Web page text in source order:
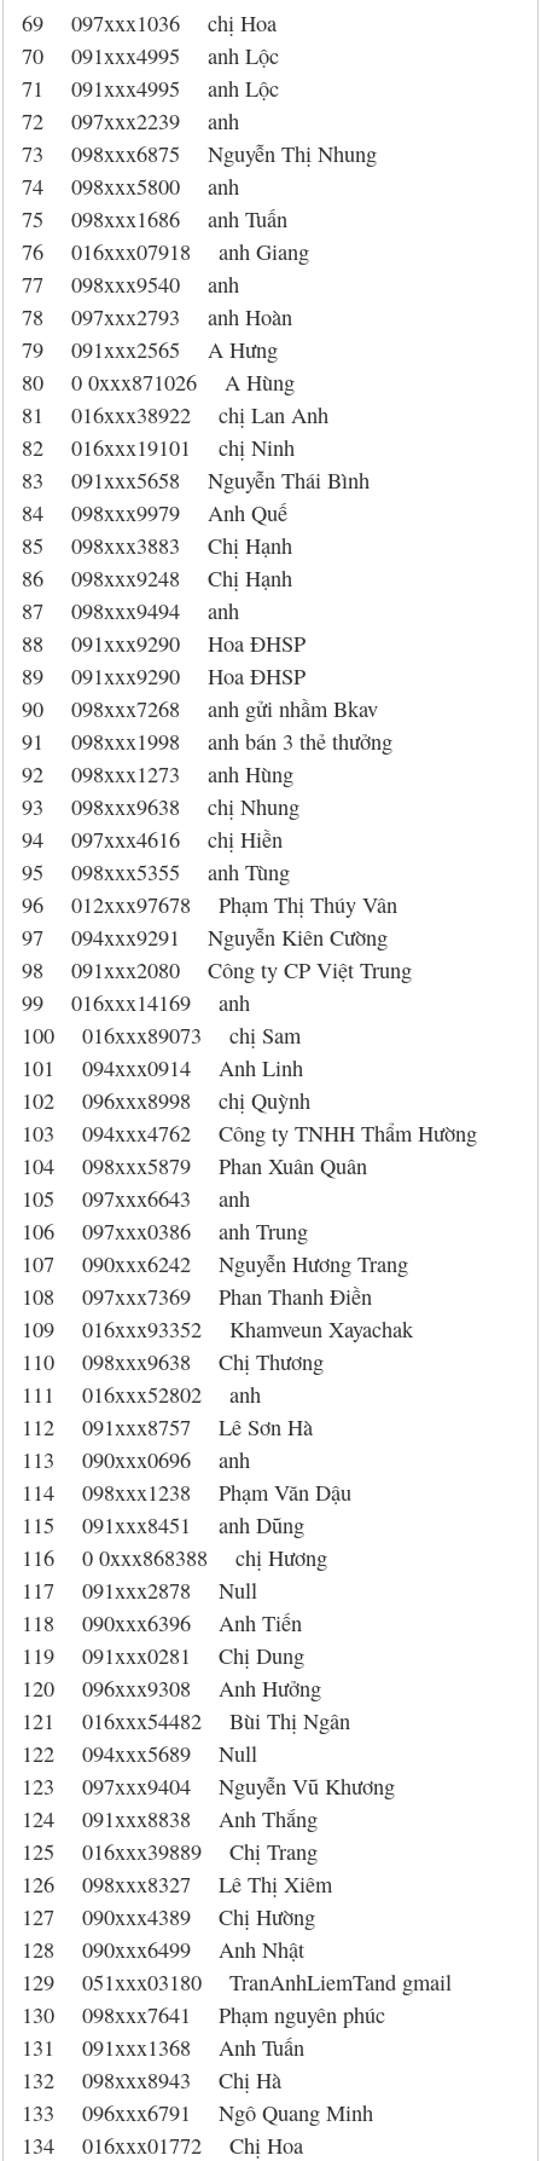
69 097xxx1036 chị Hoa
70 091xxx4995 anh Lộc
71 091xxx4995 anh Lộc
72 097xxx2239 anh
73 098xxx6875 Nguyễn Thị Nhung
74 098xxx5800 anh
75 098xxx1686 anh Tuấn
76 016xxx07918 anh Giang
77 098xxx9540 anh
78 097xxx2793 anh Hoàn
79 091xxx2565 A Hưng
80 0 0xxx871026 A Hùng
81 016xxx38922 chị Lan Anh
82 016xxx19101 chị Ninh
83 091xxx5658 Nguyễn Thái Bình
84 098xxx9979 Anh Quế
85 098xxx3883 Chị Hạnh
86 098xxx9248 Chị Hạnh
87 098xxx9494 anh
88 091xxx9290 Hoa ĐHSP
89 091xxx9290 Hoa ĐHSP
90 098xxx7268 anh gửi nhầm Bkav
91 098xxx1998 anh bán 3 thẻ thưởng
92 098xxx1273 anh Hùng
93 098xxx9638 chị Nhung
94 097xxx4616 chị Hiền
95 098xxx5355 anh Tùng
96 012xxx97678 Phạm Thị Thúy Vân
97 094xxx9291 Nguyễn Kiên Cường
98 091xxx2080 Công ty CP Việt Trung
99 016xxx14169 anh
100 016xxx89073 chị Sam
101 094xxx0914 Anh Linh
102 096xxx8998 chị Quỳnh
103 094xxx4762 Công ty TNHH Thẩm Hường
104 098xxx5879 Phan Xuân Quân
105 097xxx6643 anh
106 097xxx0386 anh Trung
107 090xxx6242 Nguyễn Hương Trang
108 097xxx7369 Phan Thanh Điền
109 016xxx93352 Khamveun Xayachak
110 098xxx9638 Chị Thương
111 016xxx52802 anh
112 091xxx8757 Lê Sơn Hà
113 090xxx0696 anh
114 098xxx1238 Phạm Văn Dậu
115 091xxx8451 anh Dũng
116 0 0xxx868388 chị Hương
117 091xxx2878 Null
118 090xxx6396 Anh Tiến
119 091xxx0281 Chị Dung
120 096xxx9308 Anh Hưởng
121 016xxx54482 Bùi Thị Ngân
122 094xxx5689 Null
123 097xxx9404 Nguyễn Vũ Khương
124 091xxx8838 Anh Thắng
125 016xxx39889 Chị Trang
126 098xxx8327 Lê Thị Xiêm
127 090xxx4389 Chị Hường
128 090xxx6499 Anh Nhật
129 051xxx03180 TranAnhLiemTand gmail
130 098xxx7641 Phạm nguyên phúc
131 091xxx1368 Anh Tuấn
132 098xxx8943 Chị Hà
133 096xxx6791 Ngô Quang Minh
134 016xxx01772 Chị Hoa